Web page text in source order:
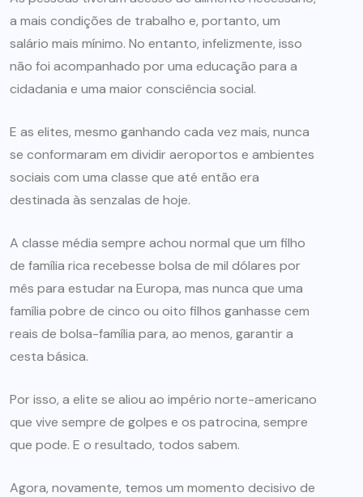
a mais condições de trabalho e, portanto, um
salário mais mínimo. No entanto, infelizmente, isso
não foi acompanhado por uma educação para a
cidadania e uma maior consciência social.
E as elites, mesmo ganhando cada vez mais, nunca
se conformaram em dividir aeroportos e ambientes
sociais com uma classe que até então era
destinada às senzalas de hoje.
A classe média sempre achou normal que um filho
de família rica recebesse bolsa de mil dólares por
mês para estudar na Europa, mas nunca que uma
família pobre de cinco ou oito filhos ganhasse cem
reais de bolsa-família para, ao menos, garantir a
cesta básica.
Por isso, a elite se aliou ao império norte-americano
que vive sempre de golpes e os patrocina, sempre
que pode. E o resultado, todos sabem.
Agora, novamente, temos um momento decisivo de